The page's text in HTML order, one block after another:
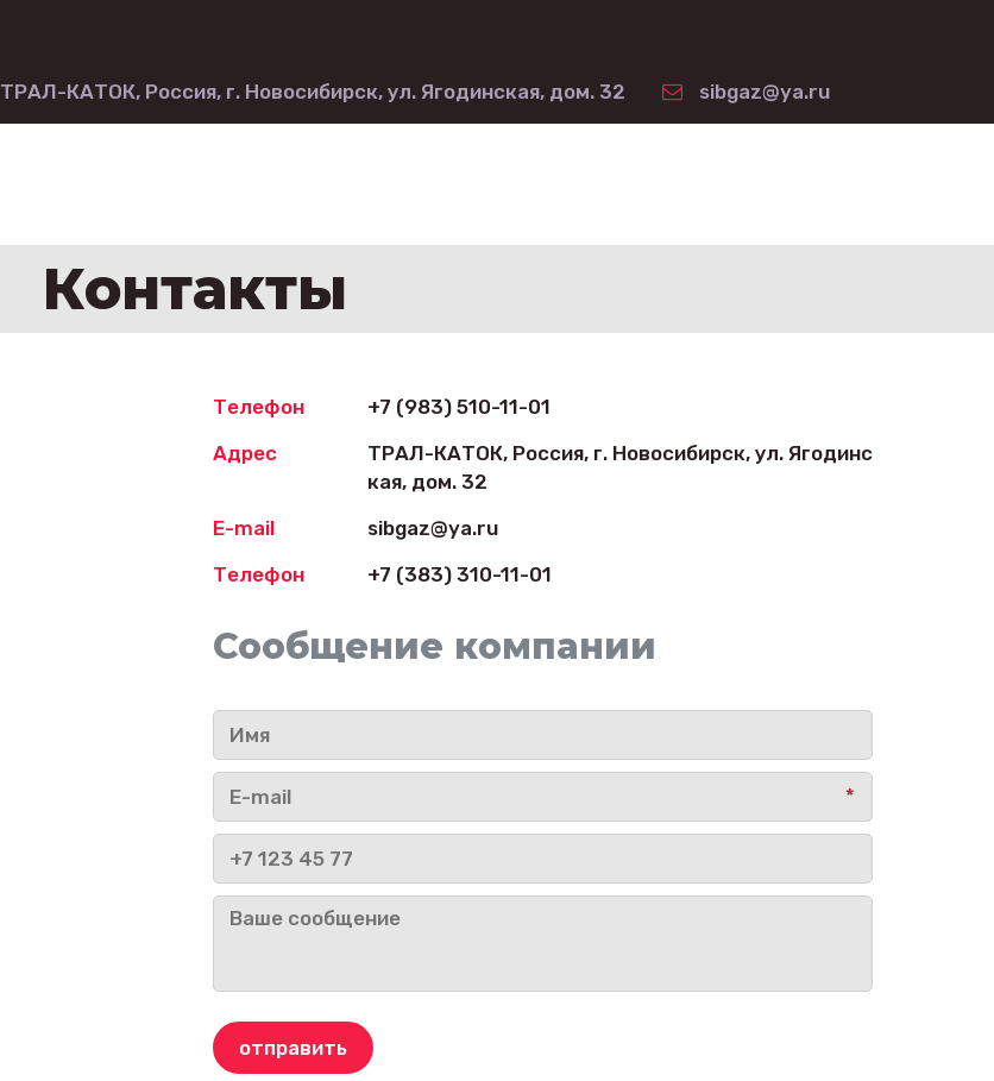
ТРАЛ-КАТОК, Россия, г. Новосибирск, ул. Ягодинская, дом. 32 sibgaz@ya.ru
Контакты
Телефон
+7 (983) 510-11-01
Адрес
ТРАЛ-КАТОК, Россия, г. Новосибирск, ул. Ягодинс
кая, дом. 32
E-mail
sibgaz@ya.ru
Телефон
+7 (383) 310-11-01
Сообщение компании
*
отправить